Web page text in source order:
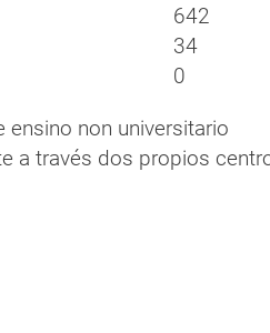
642
34
0
non universitario
a través dos propios